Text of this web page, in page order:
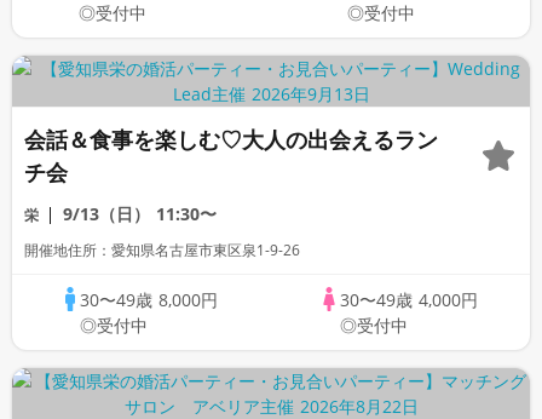
◎受付中
◎受付中
会話＆食事を楽しむ♡大人の出会えるラン
チ会
栄 9/13（日） 11:30〜
開催地住所：愛知県名古屋市東区泉1-9-26
30〜49歳 8,000円
◎受付中
30〜49歳 4,000円
◎受付中